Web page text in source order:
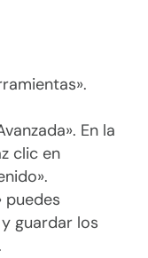
En la
clic en
puedes
guardar los